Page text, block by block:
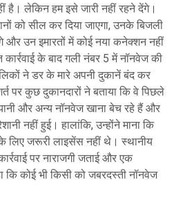
है। लेकिन हम इसे जारी नहीं रहने देंगे।
को सील कर दिया जाएगा, उनके बिजली
और उन इमारतों में कोई नया कनेक्शन नहीं
कार्रवाई के बाद गली नंबर 5 में नॉनवेज की
ने डर के मारे अपनी दुकानें बंद कर
पर कुछ दुकानदारों ने बताया कि वे पिछले
और अन्य नॉनवेज खाना बेच रहे हैं और
नहीं हुई। हालांकि, उन्होंने माना कि
लिए जरूरी लाइसेंस नहीं थे। स्थानीय
पर नाराजगी जताई और एक
कि कोई भी किसी को जबरदस्ती नॉनवेज